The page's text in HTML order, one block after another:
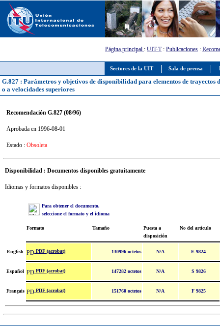
Sectores de la UIT Sala de prensa
Página principal : UIT-T: Publicaciones :
G.827 : Parámetros y objetivos de disponibilidad para elementos de
o a velocidades superiores
Recomendación G.827 (08/96)
Aprobada en 1996-08-01
Estado : Obsoleta
Disponibilidad : Documentos disponibles gratuitamente
Idiomas y formatos disponibles :
Para obtener el documento,
seleccione el formato y el idioma
Formato Tamaño
Puesta a
disposición
No del artículo
English PDF (acrobat) 130996 octetos N/A E 9824
Español PDF (acrobat) 147282 octetos N/A S 9826
Français PDF (acrobat) 151760 octetos N/A F 9825